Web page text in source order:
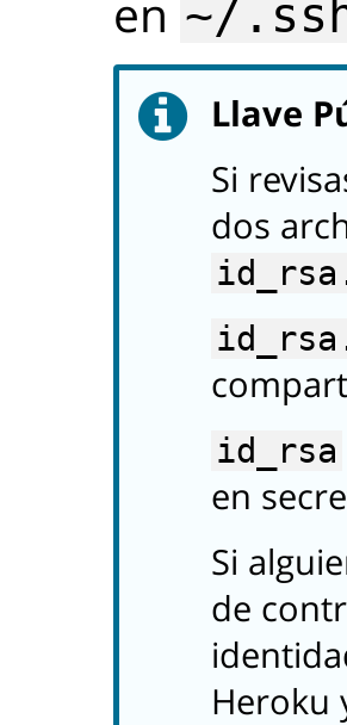
en ~/
Llave
Si
dos
id_rsa
en
Si
de
Heroku